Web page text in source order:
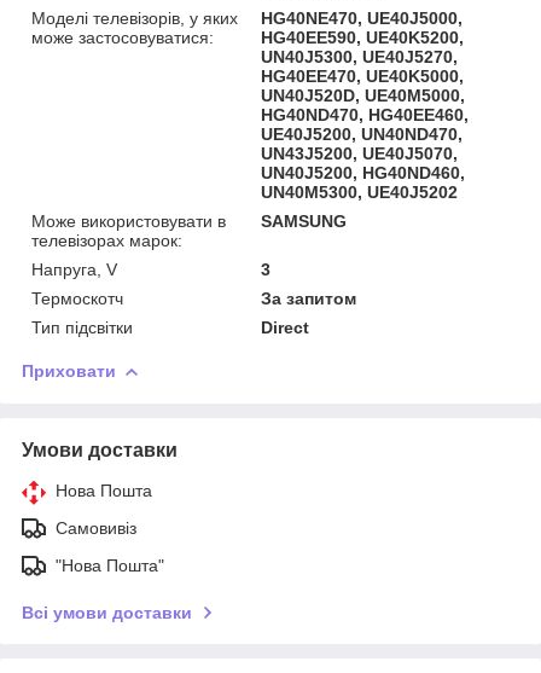
Моделі телевізорів, у яких
може застосовуватися:
HG40NE470, UE40J5000,
HG40EE590, UE40K5200,
UN40J5300, UE40J5270,
HG40EE470, UE40K5000,
UN40J520D, UE40M5000,
HG40ND470, HG40EE460,
UE40J5200, UN40ND470,
UN43J5200, UE40J5070,
UN40J5200, HG40ND460,
UN40M5300, UE40J5202
Може використовувати в
телевізорах марок:
SAMSUNG
Напруга, V
3
Термоскотч
За запитом
Тип підсвітки
Direct
Приховати
Умови доставки
Нова Пошта
Самовивіз
"Нова Пошта"
Всі умови доставки